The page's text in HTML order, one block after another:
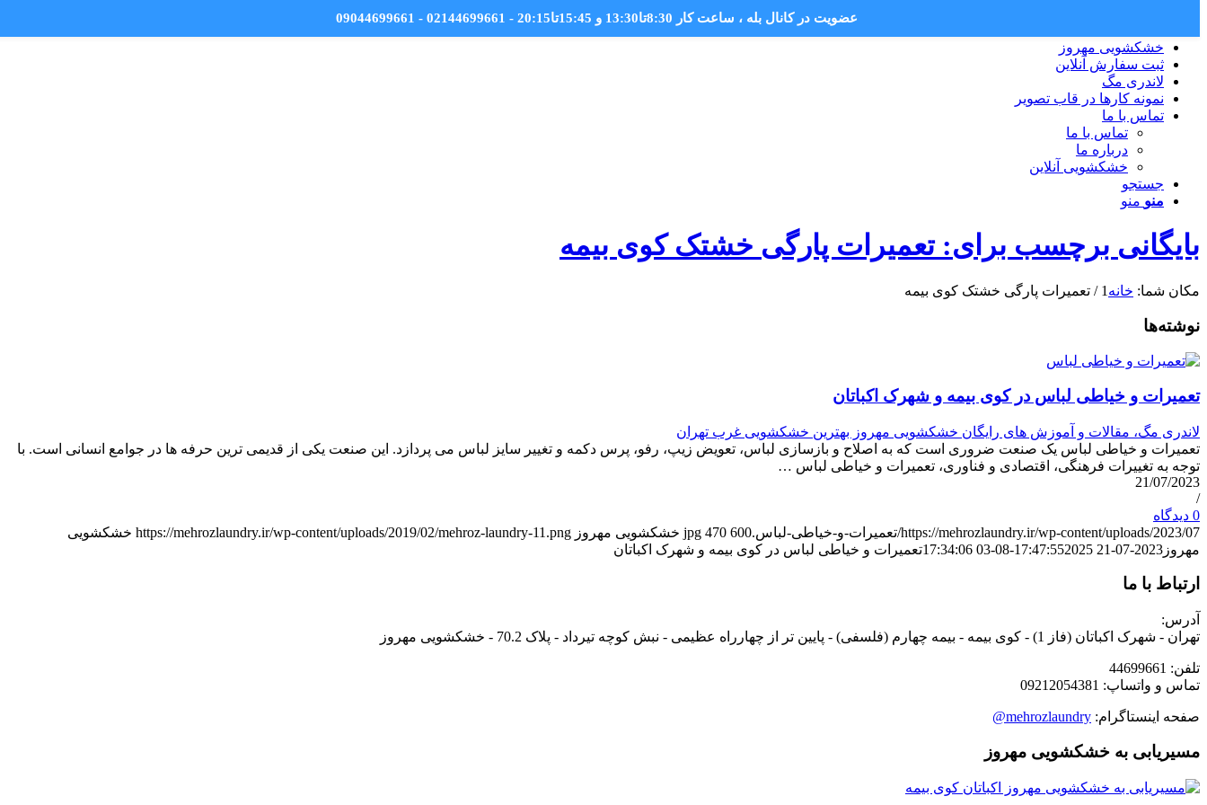
خشکشویی مهروز
ثبت سفارش آنلاین
لاندری مگ
نمونه کارها در قاب تصویر
تماس با ما
تماس با ما
درباره ما
خشکشویی آنلاین
جستجو
منو منو
بایگانی برچسب برای: تعمیرات پارگی خشتک کوی بیمه
مکان شما: خانه 1
/ تعمیرات پارگی خشتک کوی بیمه
نوشته‌ها
تعمیرات و خیاطی لباس در کوی بیمه و شهرک اکباتان
لاندری مگ، مقالات و آموزش های رایگان خشکشویی مهروز بهترین خشکشویی غرب تهران
تعمیرات و خیاطی لباس یک صنعت ضروری است که به اصلاح و بازسازی لباس، تعویض زیپ، رفو، پرس دکمه و تغییر سایز لباس می پردازد. این صنعت یکی از قدیمی ترین حرفه ها در جوامع انسانی است. با
توجه به تغییرات فرهنگی، اقتصادی و فناوری، تعمیرات و خیاطی لباس …
21/07/2023
/
0 دیدگاه
https://mehrozlaundry.ir/wp-content/uploads/2023/07/تعمیرات-و-خیاطی-لباس.jpg
470 600 خشکشویی مهروز https://mehrozlaundry.ir/wp-content/uploads/2019/02/mehroz-laundry-11.png خشکشویی
مهروز 2023-07-21 17:47:55
2025-08-03 17:34:06 تعمیرات و خیاطی لباس در کوی بیمه و شهرک اکباتان
ارتباط با ما
آدرس:
تهران - شهرک اکباتان (فاز 1) - کوی بیمه - بیمه چهارم (فلسفی) - پایین تر از چهارراه عظیمی - نبش کوچه تیرداد - پلاک 70.2 - خشکشویی مهروز
تلفن: 44699661
تماس و واتساپ: 09212054381
صفحه اینستاگرام: mehrozlaundry@
مسیریابی به خشکشویی مهروز
عضویت در کانال بله ، ساعت کار 8:30تا13:30 و 15:45تا20:15 - 02144699661 - 09044699661